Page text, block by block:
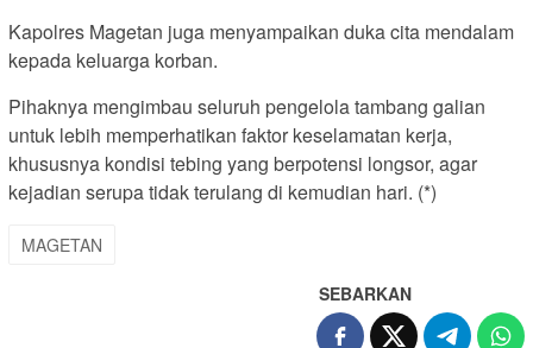
Kapolres Magetan juga menyampaikan duka cita mendalam
kepada keluarga korban.
Pihaknya mengimbau seluruh pengelola tambang galian
untuk lebih memperhatikan faktor keselamatan kerja,
khususnya kondisi tebing yang berpotensi longsor, agar
kejadian serupa tidak terulang di kemudian hari. (*)
MAGETAN
SEBARKAN